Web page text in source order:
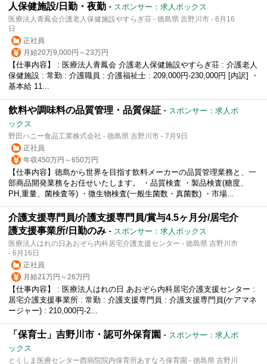
人保健施設/日勤・夜勤 - スポンサー：求人ボックス
医療法人青鳳会介護老人保健施設やすらぎ荘 - 徳島県 吉野川市 - 6月16
日
正社員
月給20万9,000円～23万円
【仕事内容】 : 医療法人青鳳会 介護老人保健施設やすらぎ荘 : 介護老人
保健施設 : 常勤 : 介護職員 : 介護福祉士 : 209,000円-230,000円 [内訳] ・
基本給 11...
飲料や調味料の品質管理・品質保証 - スポンサー：求人ボ
ックス
野田ハニー食品工業株式会社 - 徳島県 吉野川市 - 7月9日
正社員
年収450万円～650万円
【仕事内容】徳島から世界を目指す飲料メーカーの品質管理業務と、一
部商品開発業務をお任せいたします。 ・品質検査 ・製品検査(糖度、
PH,重量、菌検査等) ・微生物検査(一般生菌数・真菌数) ・市場...
介護支援専門員/介護支援専門員/賞与4.5ヶ月分/居宅介
護支援事業所/日勤のみ - スポンサー：求人ボックス
医療法人はれの日あおぞら内科居宅介護支援センター - 徳島県 吉野川市
- 6月16日
正社員
月給21万円～26万円
【仕事内容】 : 医療法人はれの日 あおぞら内科居宅介護支援センター :
居宅介護支援事業所 : 常勤 : 介護支援専門員 : 介護支援専門員(ケアマネ
ージャー) : 210,000円-2...
「保育士」吉野川市・認可外保育園 - スポンサー：求人ボ
ックス
とくしま医療センター西病院院内保育所あすなろ保育園 - 徳島県 吉野川